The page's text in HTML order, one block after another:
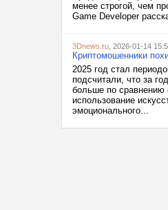
менее строгой, чем
Game Developer
3Dnews.ru , 2026-01-14
Криптомошенники
2025 год стал
подсчитали, что за
больше по сравнению
использование
эмоционального...